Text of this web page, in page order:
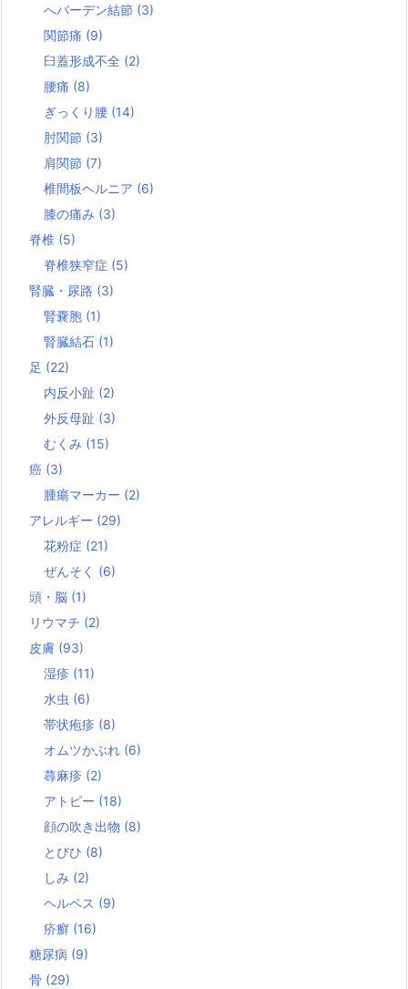
へバーデン結節 (3)
関節痛 (9)
臼蓋形成不全 (2)
腰痛 (8)
ぎっくり腰 (14)
肘関節 (3)
肩関節 (7)
椎間板ヘルニア (6)
膝の痛み (3)
脊椎 (5)
脊椎狭窄症 (5)
腎臓・尿路 (3)
腎嚢胞 (1)
腎臓結石 (1)
足 (22)
内反小趾 (2)
外反母趾 (3)
むくみ (15)
癌 (3)
腫瘍マーカー (2)
アレルギー (29)
花粉症 (21)
ぜんそく (6)
頭・脳 (1)
リウマチ (2)
皮膚 (93)
湿疹 (11)
水虫 (6)
帯状疱疹 (8)
オムツかぶれ (6)
蕁麻疹 (2)
アトピー (18)
顔の吹き出物 (8)
とびひ (8)
しみ (2)
ヘルペス (9)
疥癬 (16)
糖尿病 (9)
骨 (29)